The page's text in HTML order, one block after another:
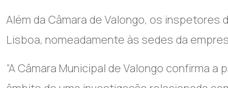
Além da Câmara de Valongo, os
Lisboa, nomeadamente às sedes da
“A Câmara Municipal de Valongo confirma